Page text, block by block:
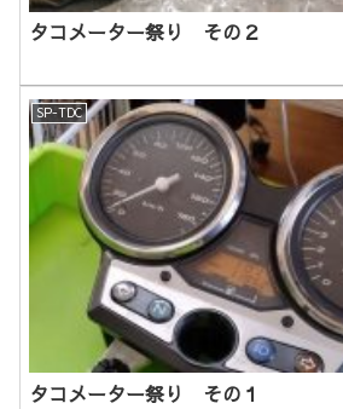
タコメーター祭り その２
SP-TDC
タコメーター祭り その１